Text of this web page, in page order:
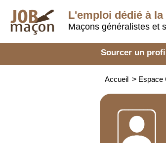
L'emploi dédié à la
Maçons généralistes et
Sourcer un
Accueil > Espace